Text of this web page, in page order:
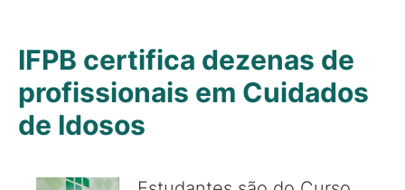
IFPB certifica dezenas de
profissionais em Cuidados
de Idosos